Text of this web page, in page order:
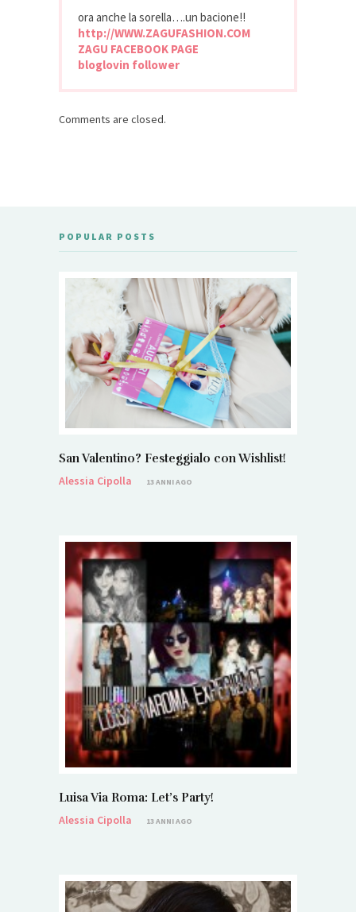
ora anche la sorella….un bacione!!
http://WWW.ZAGUFASHION.COM
ZAGU FACEBOOK PAGE
bloglovin follower
Comments are closed.
POPULAR POSTS
San Valentino? Festeggialo con Wishlist!
Alessia Cipolla
13 ANNI AGO
Luisa Via Roma: Let’s Party!
Alessia Cipolla
13 ANNI AGO